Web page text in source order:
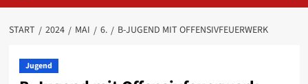
START 2024 MAI 6. B-JUGEND MIT OFFENSIVFEUERWERK
Jugend